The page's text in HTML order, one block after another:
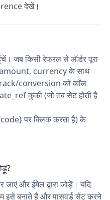
देखें।
जब किसी रेफरल से ऑर्डर पूरा
amount, currency के साथ
conversion को कॉल
कुकी (जो तब सेट होती है
पर क्लिक करता है) के
और ईमेल द्वारा जोड़ें। यदि
इसे बनाते हैं और पासवर्ड सेट करने